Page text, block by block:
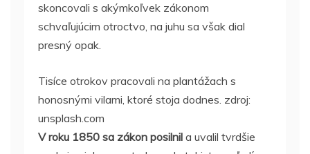
skoncovali s akýmkoľvek zákonom
schvaľujúcim otroctvo, na juhu sa však dial
presný opak.
Tisíce otrokov pracovali na plantážach s
honosnými vilami, ktoré stoja dodnes. zdroj:
unsplash.com
V roku 1850 sa zákon posilnil a uvalil tvrdšie